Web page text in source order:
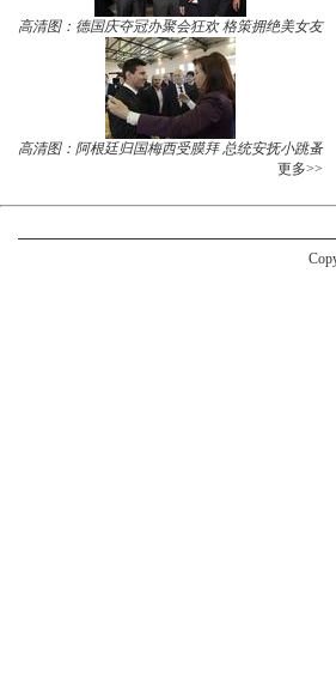
高清图：德国庆夺冠办聚会狂欢 格策拥绝美女友
高清图：阿根廷归国梅西受膜拜 总统安抚小跳蚤
更多>>